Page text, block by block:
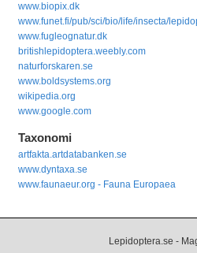
www.biopix.dk
www.funet.fi/pub/sci/bio/life/insecta/
www.fugleognatur.dk
britishlepidoptera.weebly.com
naturforskaren.se
www.boldsystems.org
wikipedia.org
www.google.com
Taxonomi
artfakta.artdatabanken.se
www.dyntaxa.se
www.faunaeur.org - Fauna Europaea
Lepidoptera.se -